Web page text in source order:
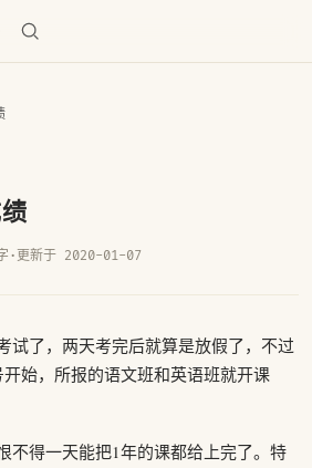
· 更新于 2020-01-07
试了，两天考完后就算是放假了，不过
始，所报的语文班和英语班就开课
不得一天能把1年的课都给上完了。特